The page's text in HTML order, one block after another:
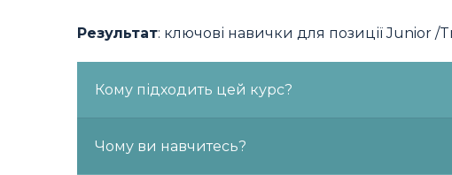
Результат: ключові навички для позиції Junior /
Кому підходить цей курс?
Студентам: які хочуть отримати актуальні
Чому ви навчитесь?